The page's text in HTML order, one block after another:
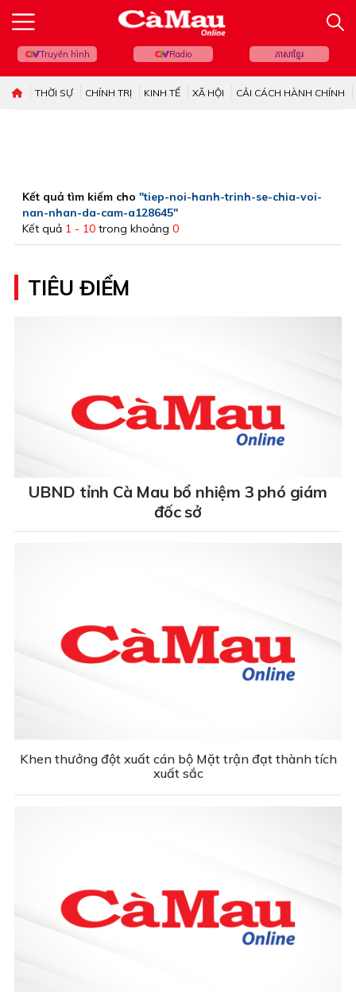
Truyền hình Radio ភាសាខ្មែរ
THỜI SỰ CHÍNH TRỊ KINH TẾ XÃ HỘI CẢI CÁCH HÀNH CHÍNH
Kết quả tìm kiếm cho "tiep-noi-hanh-trinh-se-chia-voi-
nan-nhan-da-cam-a128645"
Kết quả 1 - 10 trong khoảng 0
TIÊU ĐIỂM
UBND tỉnh Cà Mau bổ nhiệm 3 phó giám
đốc sở
Khen thưởng đột xuất cán bộ Mặt trận đạt thành tích
xuất sắc